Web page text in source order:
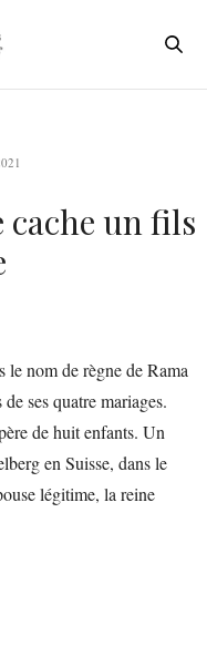
cache un fils
nom de règne de Rama
ses quatre mariages.
de huit enfants. Un
en Suisse, dans le
légitime, la reine